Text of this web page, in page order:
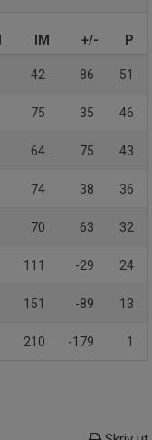
IM +/- P
42 86 51
75 35 46
64 75 43
74 38 36
70 63 32
111 -29 24
151 -89 13
210 -179 1